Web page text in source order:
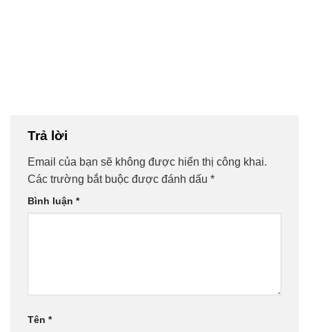
Trả lời
Email của bạn sẽ không được hiển thị công khai.
Các trường bắt buộc được đánh dấu *
Bình luận *
Tên *